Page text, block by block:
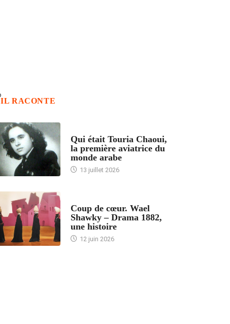
IL RACONTE
Qui était Touria Chaoui,
la première aviatrice du
monde arabe
13 juillet 2026
Coup de cœur. Wael
Shawky – Drama 1882,
une histoire
12 juin 2026